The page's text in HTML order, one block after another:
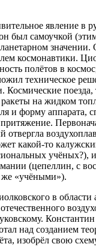
явление в
был самоучкой
значении.
космонавтики.
полётов в
техническое
Космические поезда,
на жидком
и форму аппарата,
отвергла
какой-то
учёных?),
(цепеллин, с
«учёными»).
в области
над созданием
изобрёл свою